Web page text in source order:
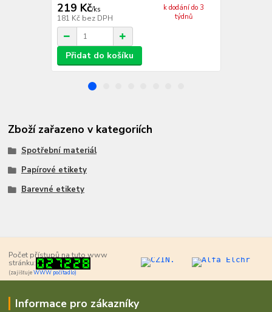
219 Kč/ks
181 Kč bez DPH
k dodání do 3
týdnů
Přidat do košíku
Zboží zařazeno v kategoriích
Spotřební materiál
Papírové etikety
Barevné etikety
Počet přístupů na tuto www
stránku:
(zajišťujeWWW počítadlo)
Informace pro zákazníky